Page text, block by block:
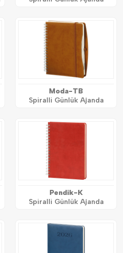
Moda-TB
Spiralli Günlük Ajanda
Pendik-K
Spiralli Günlük Ajanda